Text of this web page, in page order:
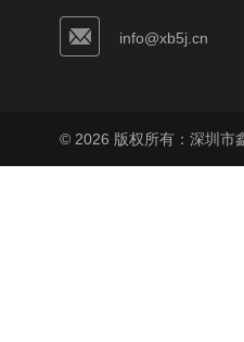
info@xb5j.cn
© 2026 版权所有：深圳